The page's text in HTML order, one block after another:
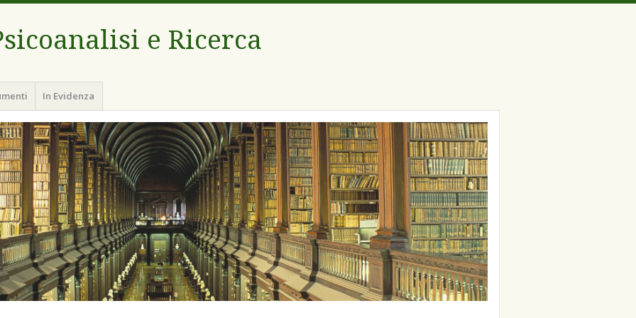
e Ricerca
In Evidenza